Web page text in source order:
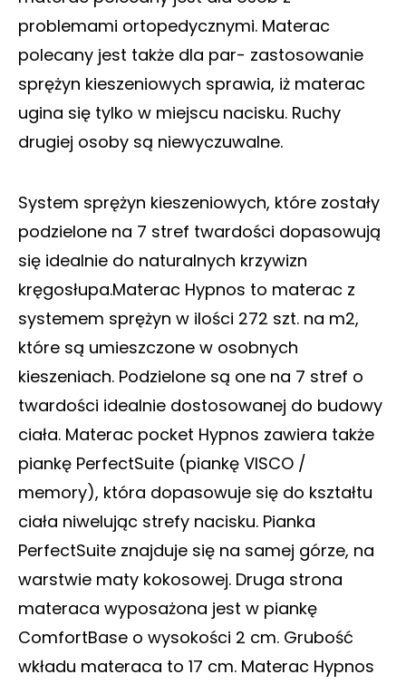
problemami ortopedycznymi. Materac
polecany jest także dla par- zastosowanie
sprężyn kieszeniowych sprawia, iż materac
ugina się tylko w miejscu nacisku. Ruchy
drugiej osoby są niewyczuwalne.
System sprężyn kieszeniowych, które zostały
podzielone na 7 stref twardości dopasowują
się idealnie do naturalnych krzywizn
kręgosłupa.Materac Hypnos to materac z
systemem sprężyn w ilości 272 szt. na m2,
które są umieszczone w osobnych
kieszeniach. Podzielone są one na 7 stref o
twardości idealnie dostosowanej do budowy
ciała. Materac pocket Hypnos zawiera także
piankę PerfectSuite (piankę VISCO /
memory), która dopasowuje się do kształtu
ciała niwelując strefy nacisku. Pianka
PerfectSuite znajduje się na samej górze, na
warstwie maty kokosowej. Druga strona
materaca wyposażona jest w piankę
ComfortBase o wysokości 2 cm. Grubość
wkładu materaca to 17 cm. Materac Hypnos